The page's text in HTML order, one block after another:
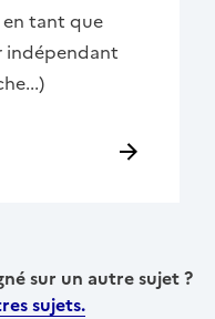
tant que
indépendant
sur un autre sujet ?
sujets.